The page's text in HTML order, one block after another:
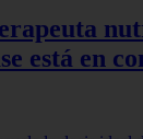
está en